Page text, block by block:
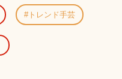
トレンド手芸